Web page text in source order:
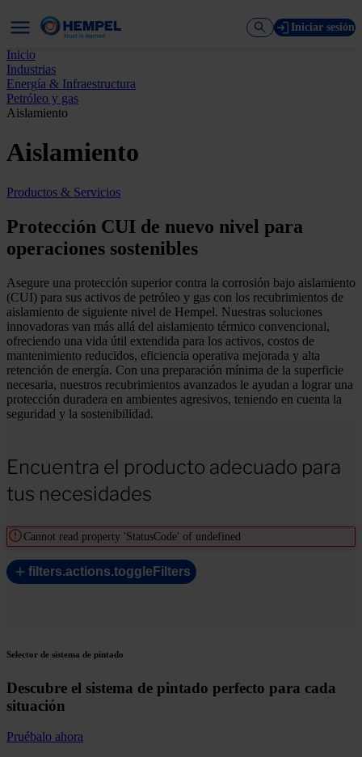
Iniciar sesión
Inicio
Industrias
Energía & Infraestructura
Petróleo y gas
Aislamiento
Aislamiento
Productos & Servicios
Protección CUI de nuevo nivel para
operaciones sostenibles
Asegure una protección superior contra la corrosión bajo aislamiento
(CUI) para sus activos de petróleo y gas con los recubrimientos de
aislamiento de siguiente nivel de Hempel. Nuestras soluciones
innovadoras van más allá del aislamiento térmico convencional,
ofreciendo una vida útil extendida para los activos, costos de
mantenimiento reducidos, eficiencia operativa mejorada y alta
retención de energía. Con una preparación mínima de la superficie
necesaria, nuestros recubrimientos avanzados le ayudan a lograr una
protección duradera en ambientes agresivos, teniendo en cuenta la
seguridad y la sostenibilidad.
Encuentra el producto adecuado para
tus necesidades
Cannot read property 'StatusCode' of undefined
filters.actions.toggleFilters
Selector de sistema de pintado
Descubre el sistema de pintado perfecto para cada
situación
Pruébalo ahora